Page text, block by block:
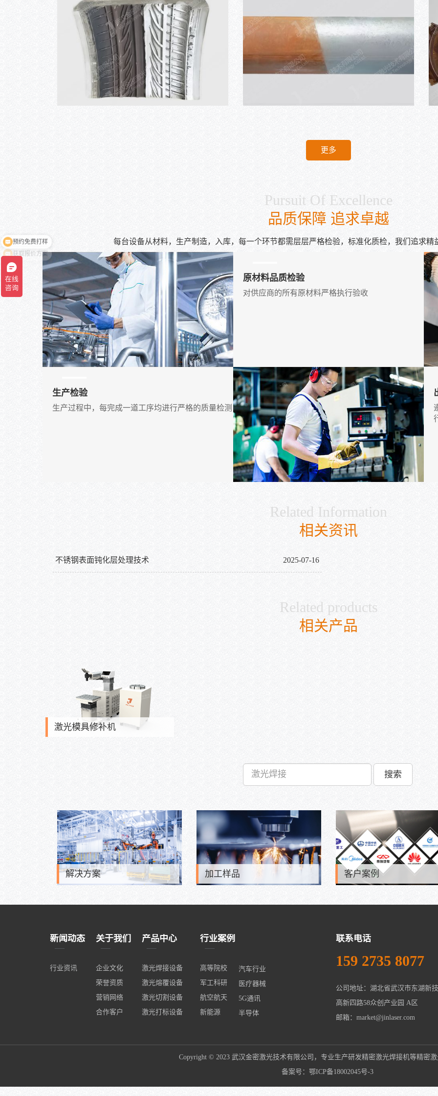
更多
Pursuit Of Excellence
品质保障 追求卓越
每台设备从材料，生产制造，入库，每一个环节都需层层严格检验，标准化质检，我们追求精
原材料品质检验
对供应商的所有原材料严格执行验收
生产检验
生产过程中，每完成一道工序均进行严格的质量检测
Related Information
相关资讯
不锈钢表面钝化层处理技术 2025-07-16
Related products
相关产品
激光模具修补机
搜索
解决方案 加工样品 客户案例
新闻动态
行业资讯
关于我们
企业文化
荣誉资质
营销网络
合作客户
产品中心
激光焊接设备
激光熔覆设备
激光切割设备
激光打标设备
行业案例
高等院校
军工科研
航空航天
新能源
汽车行业
医疗器械
5G通讯
半导体
联系电话
159 2735 8077
高新四路58众创产业园 A区
邮箱：market@jinlaser.com
Copyright © 2023 武汉金密激光技术有限公司，专业生产研发精密激光焊接机等精密
备案号： 鄂ICP备18002045号-3
获取报价方案